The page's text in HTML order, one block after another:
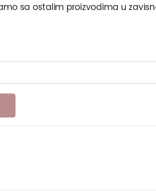
sa ostalim proizvodima u